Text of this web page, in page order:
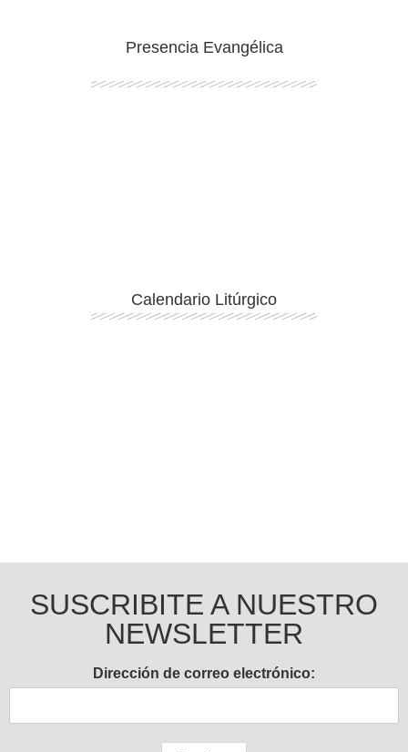
Presencia Evangélica
Calendario Litúrgico
SUSCRIBITE A NUESTRO
NEWSLETTER
Dirección de correo electrónico: